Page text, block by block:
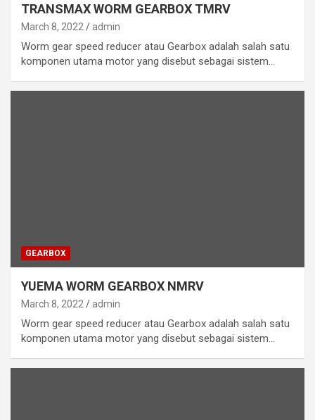
TRANSMAX WORM GEARBOX TMRV
March 8, 2022 admin
Worm gear speed reducer atau Gearbox adalah salah satu
komponen utama motor yang disebut sebagai sistem…
GEARBOX
YUEMA WORM GEARBOX NMRV
March 8, 2022 admin
Worm gear speed reducer atau Gearbox adalah salah satu
komponen utama motor yang disebut sebagai sistem…